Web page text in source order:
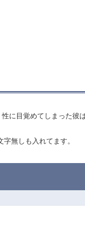
に目覚めてしまった彼
無しも入れてます。